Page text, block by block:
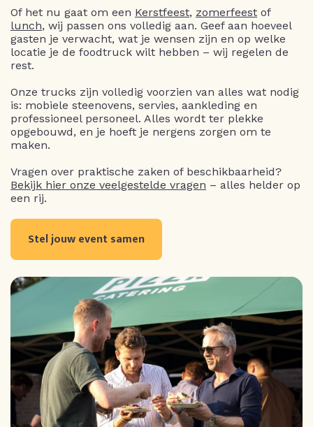
Of het nu gaat om een Kerstfeest, zomerfeest of
lunch, wij passen ons volledig aan. Geef aan hoeveel
gasten je verwacht, wat je wensen zijn en op welke
locatie je de foodtruck wilt hebben – wij regelen de
rest.
Onze trucks zijn volledig voorzien van alles wat nodig
is: mobiele steenovens, servies, aankleding en
professioneel personeel. Alles wordt ter plekke
opgebouwd, en je hoeft je nergens zorgen om te
maken.
Vragen over praktische zaken of beschikbaarheid?
Bekijk hier onze veelgestelde vragen – alles helder op
een rij.
Stel jouw event samen